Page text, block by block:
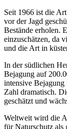
Seit 1966 ist die
vor der Jagd
Bestände erholen.
einzuschätzen, da
und die Art in
In der südlichen
Bejagung auf
intensive
Zahl dramatisch.
geschätzt und
Weltweit wird die
für Naturschutz als